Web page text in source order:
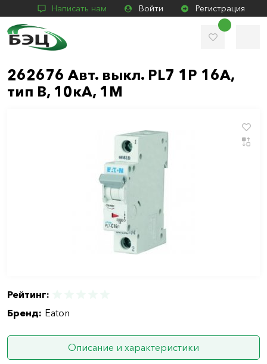
Написать нам Войти Регистрация
262676 Авт. выкл. PL7 1P 16A,
тип B, 10кА, 1М
Рейтинг:
Бренд: Eaton
Описание и характеристики